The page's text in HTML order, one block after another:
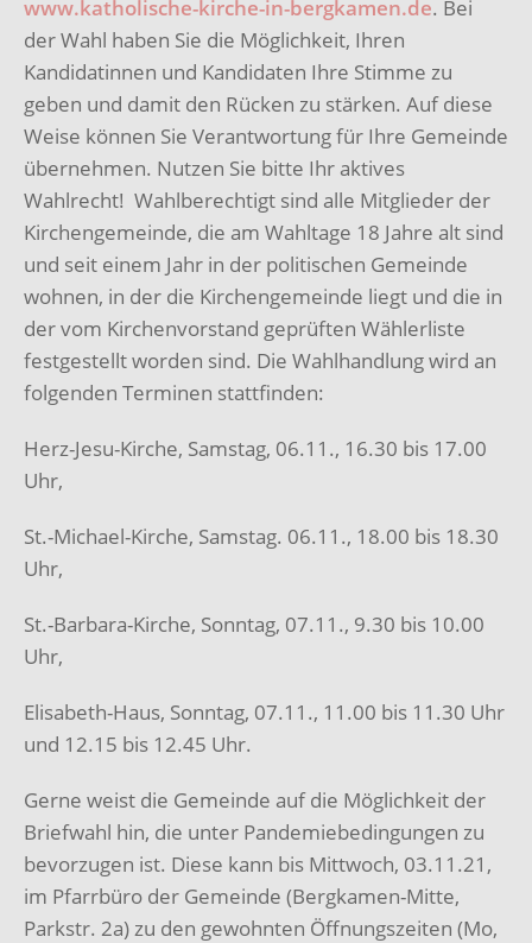
www.katholische-kirche-in-bergkamen.de. Bei
der Wahl haben Sie die Möglichkeit, Ihren
Kandidatinnen und Kandidaten Ihre Stimme zu
geben und damit den Rücken zu stärken. Auf diese
Weise können Sie Verantwortung für Ihre Gemeinde
übernehmen. Nutzen Sie bitte Ihr aktives
Wahlrecht! Wahlberechtigt sind alle Mitglieder der
Kirchengemeinde, die am Wahltage 18 Jahre alt sind
und seit einem Jahr in der politischen Gemeinde
wohnen, in der die Kirchengemeinde liegt und die in
der vom Kirchenvorstand geprüften Wählerliste
festgestellt worden sind. Die Wahlhandlung wird an
folgenden Terminen stattfinden:
Herz-Jesu-Kirche, Samstag, 06.11., 16.30 bis 17.00
Uhr,
St.-Michael-Kirche, Samstag. 06.11., 18.00 bis 18.30
Uhr,
St.-Barbara-Kirche, Sonntag, 07.11., 9.30 bis 10.00
Uhr,
Elisabeth-Haus, Sonntag, 07.11., 11.00 bis 11.30 Uhr
und 12.15 bis 12.45 Uhr.
Gerne weist die Gemeinde auf die Möglichkeit der
Briefwahl hin, die unter Pandemiebedingungen zu
bevorzugen ist. Diese kann bis Mittwoch, 03.11.21,
im Pfarrbüro der Gemeinde (Bergkamen-Mitte,
Parkstr. 2a) zu den gewohnten Öffnungszeiten (Mo,